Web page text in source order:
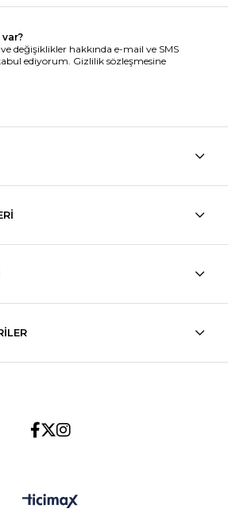
var?
değişiklikler hakkında e-mail ve SMS
ediyorum. Gizlilik sözleşmesine